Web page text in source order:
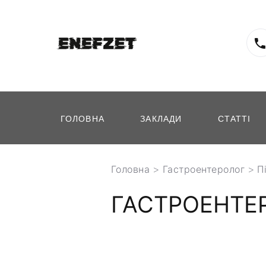
ГОЛОВНА ЗАКЛАДИ СТАТТІ
Головна > Гастроентеролог >